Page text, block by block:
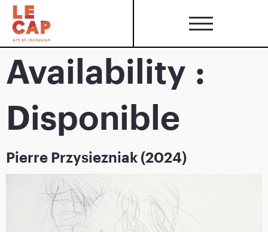
Availability :
Disponible
Pierre Przysiezniak (2024)